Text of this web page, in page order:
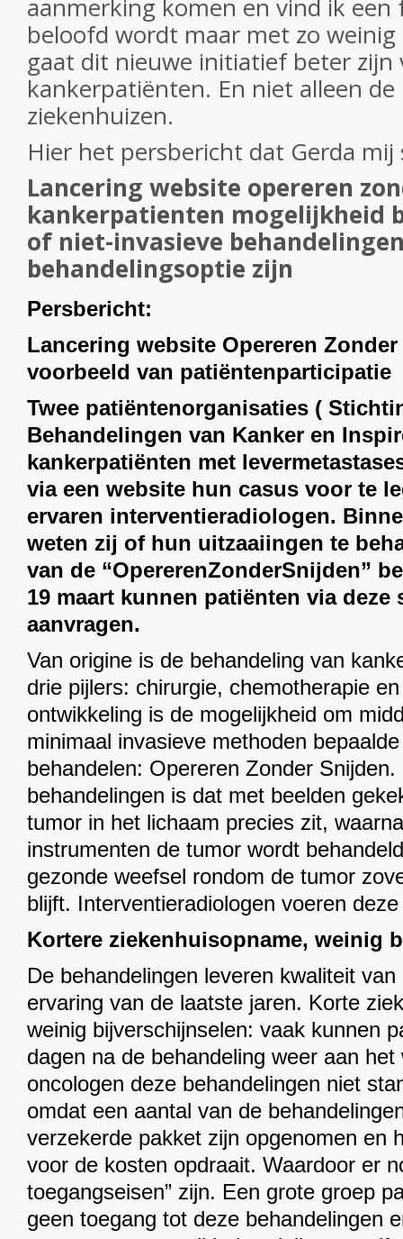
aanmerking komen en vind ik een
beloofd wordt maar met zo
gaat dit nieuwe initiatief beter zijn
kankerpatiënten. En niet alleen de
ziekenhuizen.
Hier het persbericht dat Gerda
Lancering website opereren
kankerpatienten mogelijkheid
of niet-invasieve
behandelingsoptie zijn
Persbericht:
Lancering website Opereren
voorbeeld van patiëntenparticipatie
Twee patiëntenorganisaties (
Behandelingen van Kanker en
kankerpatiënten met
via een website hun casus voor te
ervaren interventieradiologen.
weten zij of hun uitzaaiingen te
van de “OpererenZonderSnijden”
19 maart kunnen patiënten via deze
aanvragen.
Van origine is de behandeling van
drie pijlers: chirurgie, chemotherapie
ontwikkeling is de mogelijkheid om
minimaal invasieve methoden
behandelen: Opereren Zonder
behandelingen is dat met beelden
tumor in het lichaam precies zit,
instrumenten de tumor wordt
gezonde weefsel rondom de tumor
blijft. Interventieradiologen voeren
Kortere ziekenhuisopname, weinig
De behandelingen leveren kwaliteit
ervaring van de laatste jaren. Korte
weinig bijverschijnselen: vaak kunnen
dagen na de behandeling weer aan het
oncologen deze behandelingen niet
omdat een aantal van de
verzekerde pakket zijn opgenomen en
voor de kosten opdraait. Waardoor er
toegangseisen” zijn. Een grote groep
geen toegang tot deze behandelingen